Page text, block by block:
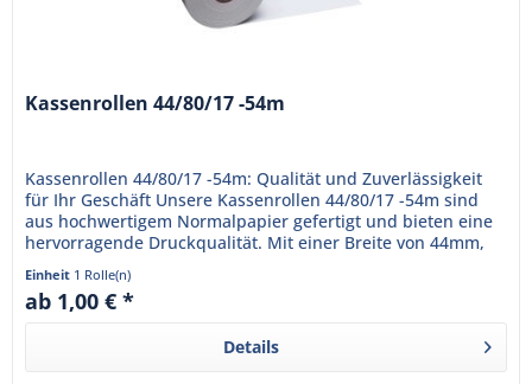
Kassenrollen 44/80/17 -54m
Kassenrollen 44/80/17 -54m: Qualität und Zuverlässigkeit
für Ihr Geschäft Unsere Kassenrollen 44/80/17 -54m sind
aus hochwertigem Normalpapier gefertigt und bieten eine
hervorragende Druckqualität. Mit einer Breite von 44mm,
einem...
Einheit 1 Rolle(n)
ab 1,00 € *
Details